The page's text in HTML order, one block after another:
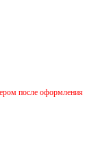
после оформления